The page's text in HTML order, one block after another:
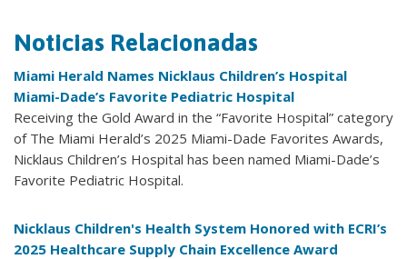
Noticias Relacionadas
Miami Herald Names Nicklaus Children’s Hospital
Miami-Dade’s Favorite Pediatric Hospital
Receiving the Gold Award in the “Favorite Hospital” category
of The Miami Herald’s 2025 Miami-Dade Favorites Awards,
Nicklaus Children’s Hospital has been named Miami-Dade’s
Favorite Pediatric Hospital.
Nicklaus Children's Health System Honored with ECRI’s
2025 Healthcare Supply Chain Excellence Award